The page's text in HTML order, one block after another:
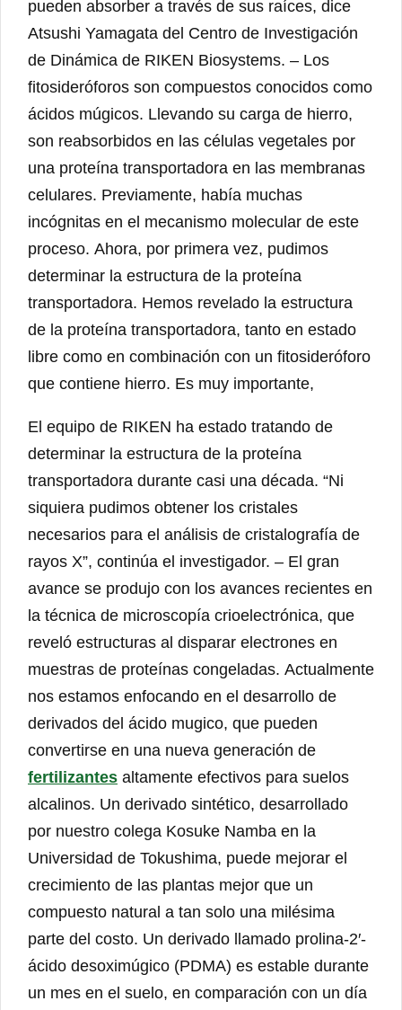
pueden absorber a través de sus raíces, dice
Atsushi Yamagata del Centro de Investigación
de Dinámica de RIKEN Biosystems. – Los
fitosideróforos son compuestos conocidos como
ácidos múgicos. Llevando su carga de hierro,
son reabsorbidos en las células vegetales por
una proteína transportadora en las membranas
celulares. Previamente, había muchas
incógnitas en el mecanismo molecular de este
proceso. Ahora, por primera vez, pudimos
determinar la estructura de la proteína
transportadora. Hemos revelado la estructura
de la proteína transportadora, tanto en estado
libre como en combinación con un fitosideróforo
que contiene hierro. Es muy importante,
El equipo de RIKEN ha estado tratando de
determinar la estructura de la proteína
transportadora durante casi una década. “Ni
siquiera pudimos obtener los cristales
necesarios para el análisis de cristalografía de
rayos X”, continúa el investigador. – El gran
avance se produjo con los avances recientes en
la técnica de microscopía crioelectrónica, que
reveló estructuras al disparar electrones en
muestras de proteínas congeladas. Actualmente
nos estamos enfocando en el desarrollo de
derivados del ácido mugico, que pueden
convertirse en una nueva generación de
fertilizantes altamente efectivos para suelos
alcalinos. Un derivado sintético, desarrollado
por nuestro colega Kosuke Namba en la
Universidad de Tokushima, puede mejorar el
crecimiento de las plantas mejor que un
compuesto natural a tan solo una milésima
parte del costo. Un derivado llamado prolina-2′-
ácido desoximúgico (PDMA) es estable durante
un mes en el suelo, en comparación con un día